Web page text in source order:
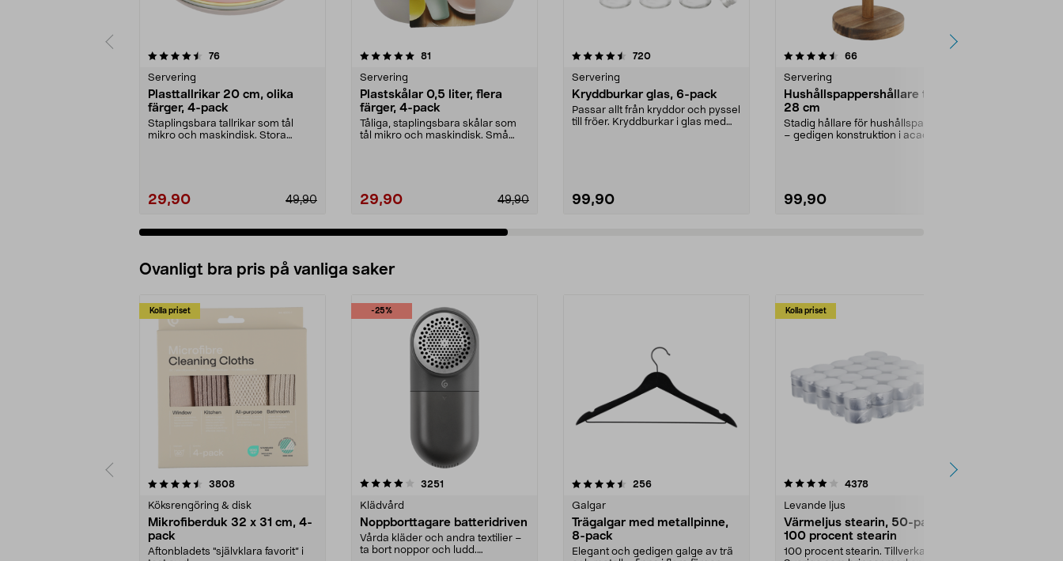
76recensioner
Servering
Plasttallrikar 20 cm, olika
färger, 4-pack
Staplingsbara tallrikar som tål
mikro och maskindisk. Stora
29,90 49,90
5.0 av 5 stjärnor 81
Servering
Plastskålar 0,5 liter, flera
färger, 4-pack
Tåliga, staplingsbara skålar som
tål mikro och maskindisk. Små
29,90 49,90
4.5 av 5 stjärnor 720recensioner
Servering
Kryddburkar glas, 6-pack
Passar allt från kryddor och pyssel
till fröer. Kryddburkar i glas med
99,90
4.5 av 5 stjärnor 66recensioner
Servering
Hushållspappershållare trä,
28 cm
Stadig hållare för hushållspapper
– gedigen konstruktion i acaciaträ.
99,90
0.0 av 5 stjärnor
Ovanligt bra pris på vanliga saker
Kolla priset
3808recensioner
Köksrengöring & disk
Mikrofiberduk 32 x 31 cm, 4-
pack
Aftonbladets "självklara favorit” i
-25%
4.0av 5 stjärnor 3251
Klädvård
Noppborttagare batteridriven
Vårda kläder och andra textilier –
ta bort noppor och ludd.
4.5av 5 stjärnor 256recensioner
Galgar
Trägalgar med metallpinne,
8-pack
Elegant och gedigen galge av trä
Kolla priset
4.0av 5 stjärnor 4378recensioner
Levande ljus
Värmeljus stearin, 50-pack,
100 procent stearin
100 procent stearin. Tillverkade i
4.5av 5 stjärnor